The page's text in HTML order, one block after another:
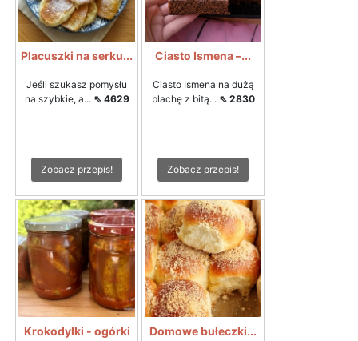
Placuszki na serku...
Jeśli szukasz pomysłu
na szybkie, a... ⇖ 4629
Zobacz przepis!
Ciasto Ismena –...
Ciasto Ismena na dużą
blachę z bitą... ⇖ 2830
Zobacz przepis!
Krokodylki - ogórki
Domowe bułeczki...